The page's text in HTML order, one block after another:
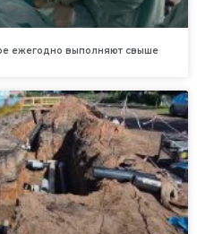
ежегодно выполняют свыше